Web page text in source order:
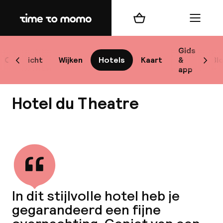
Home
Overzicht Wijken Hotels Kaart
Gids
&
app
Scroll naar links
Winkelmand Menu
Hotel du Theatre
In dit stijlvolle hotel heb je
gegarandeerd een fijne